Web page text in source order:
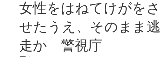
女性をはねてけがをさ
せたうえ、そのまま逃
走か 警視庁